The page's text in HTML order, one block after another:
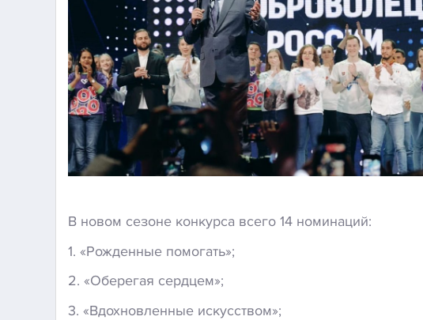
В новом сезоне конкурса всего 14 номинаций:
1. «Рожденные помогать»;
2. «Оберегая сердцем»;
3. «Вдохновленные искусством»;